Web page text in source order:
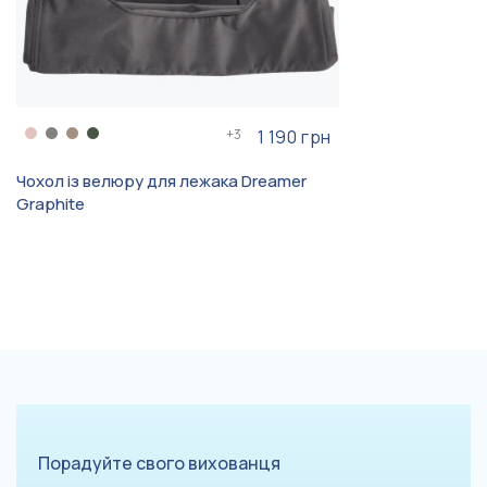
+3 1 190 грн
Чохол із велюру для лежака Dreamer
Graphite
Порадуйте свого вихованця